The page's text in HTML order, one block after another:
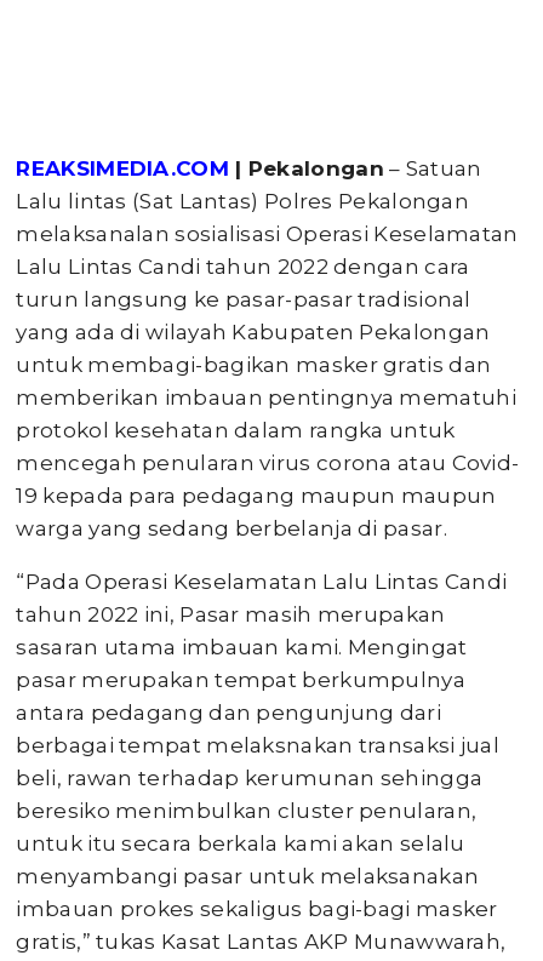
REAKSIMEDIA.COM | Pekalongan – Satuan
Lalu lintas (Sat Lantas) Polres Pekalongan
melaksanalan sosialisasi Operasi Keselamatan
Lalu Lintas Candi tahun 2022 dengan cara
turun langsung ke pasar-pasar tradisional
yang ada di wilayah Kabupaten Pekalongan
untuk membagi-bagikan masker gratis dan
memberikan imbauan pentingnya mematuhi
protokol kesehatan dalam rangka untuk
mencegah penularan virus corona atau Covid-
19 kepada para pedagang maupun maupun
warga yang sedang berbelanja di pasar.
“Pada Operasi Keselamatan Lalu Lintas Candi
tahun 2022 ini, Pasar masih merupakan
sasaran utama imbauan kami. Mengingat
pasar merupakan tempat berkumpulnya
antara pedagang dan pengunjung dari
berbagai tempat melaksnakan transaksi jual
beli, rawan terhadap kerumunan sehingga
beresiko menimbulkan cluster penularan,
untuk itu secara berkala kami akan selalu
menyambangi pasar untuk melaksanakan
imbauan prokes sekaligus bagi-bagi masker
gratis,” tukas Kasat Lantas AKP Munawwarah,